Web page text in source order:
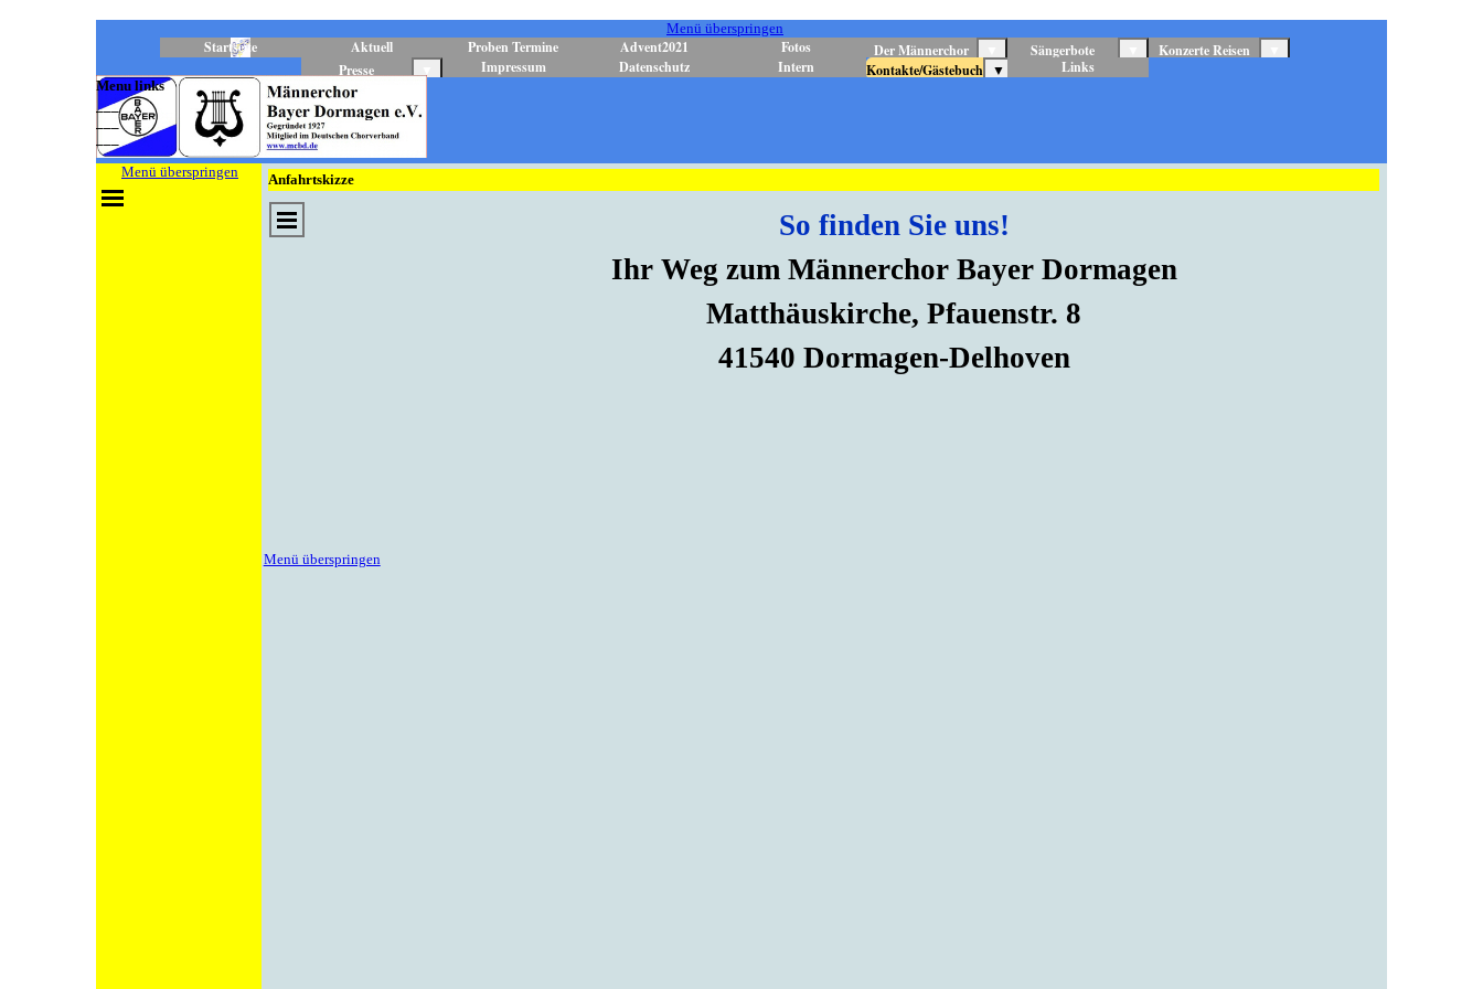
Menü überspringen
Startseite Aktuell Proben Termine Advent2021 Fotos Der Männerchor Sängerbote Konzerte Reisen
Presse
Impressum Datenschutz Intern Kontakte/Gästebuch ▼ Links
Menu links
___
___
Menü überspringen
Anfahrtskizze
Menü überspringen
So finden Sie uns!
Ihr Weg zum Männerchor Bayer Dormagen
Matthäuskirche, Pfauenstr. 8
41540 Dormagen-Delhoven